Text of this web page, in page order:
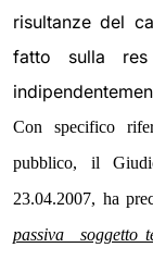
risultanze del
fatto sulla
Con specifico
pubblico, il
23.04.2007, ha
passiva soggetto